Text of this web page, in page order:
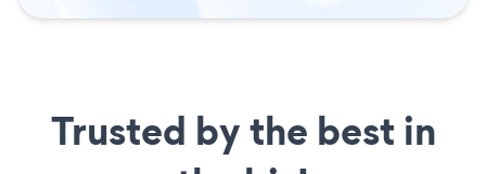
Trusted by the best in